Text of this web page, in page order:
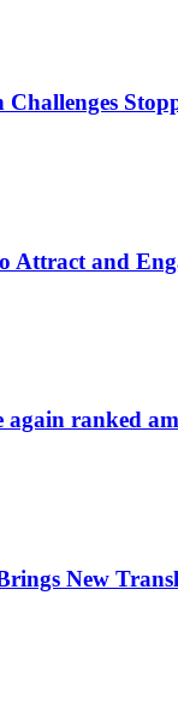
Attract and
again ranked
New